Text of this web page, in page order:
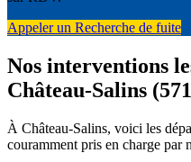
Appeler un Recherche de fuite
Nos interventions
Château-Salins
À Château-Salins, voici les
couramment pris en charge par